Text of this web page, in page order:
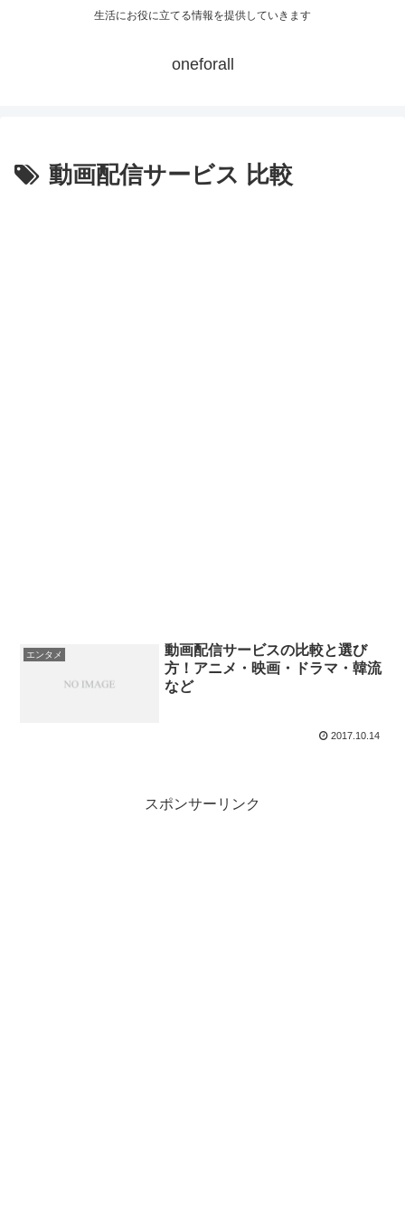
生活にお役に立てる情報を提供していきます
oneforall
動画配信サービス 比較
エンタメ
動画配信サービスの比較と選び
方！アニメ・映画・ドラマ・韓流
など
2017.10.14
スポンサーリンク